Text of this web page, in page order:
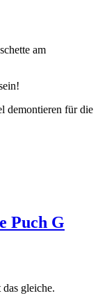
am
demontieren für die
Puch G
gleiche.